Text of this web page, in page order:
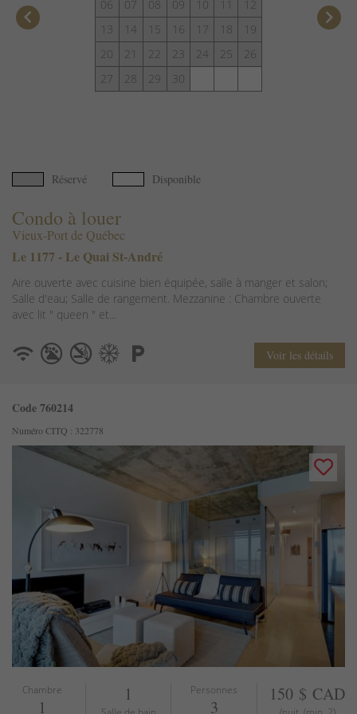
keyboard_arrow_left
06 07 08 09 10 11
12
13
14 15 16 17 18
19
20
21 22 23 24 25
26
27
28 29 30
keyboard_arrow_right
Réservé Disponible
Condo à louer
Vieux-Port de Québec
Le 1177 - Le Quai St-André
Aire ouverte avec cuisine bien équipée, salle à manger et salon;
Salle d'eau; Salle de rangement. Mezzanine : Chambre ouverte
avec lit " queen " et...
Voir les détails
Code 760214
Numéro CITQ : 322778
Chambre
1
1 Personnes
3
150 $ CAD